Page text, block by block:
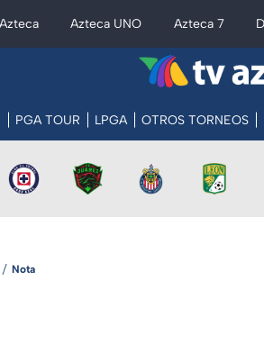
Azteca UNO Azteca 7
PGA TOUR LPGA OTROS TORNEOS
Nota